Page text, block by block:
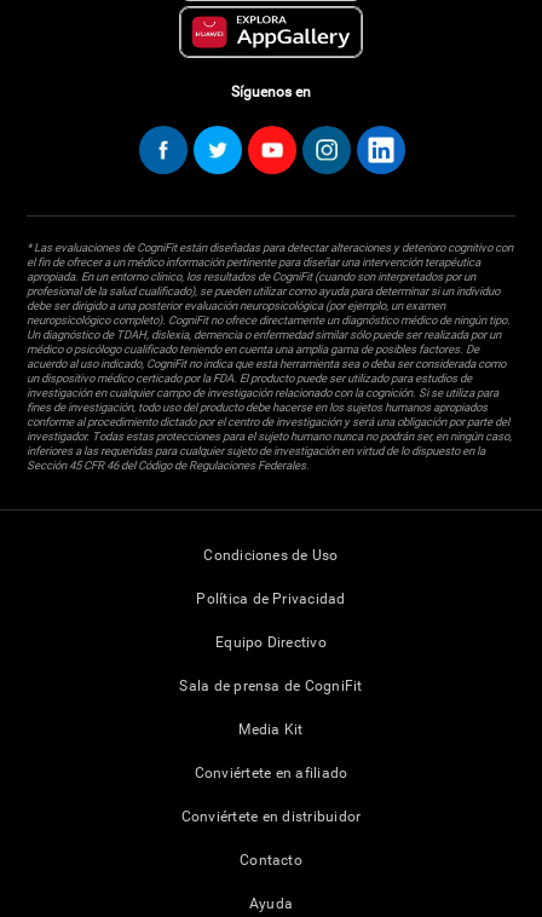
Síguenos en
* Las evaluaciones de CogniFit están diseñadas para detectar alteraciones y deterioro cognitivo con
el fin de ofrecer a un médico información pertinente para diseñar una intervención terapéutica
apropiada. En un entorno clínico, los resultados de CogniFit (cuando son interpretados por un
profesional de la salud cualificado), se pueden utilizar como ayuda para determinar si un individuo
debe ser dirigido a una posterior evaluación neuropsicológica (por ejemplo, un examen
neuropsicológico completo). CogniFit no ofrece directamente un diagnóstico médico de ningún tipo.
Un diagnóstico de TDAH, dislexia, demencia o enfermedad similar sólo puede ser realizada por un
médico o psicólogo cualificado teniendo en cuenta una amplia gama de posibles factores. De
acuerdo al uso indicado, CogniFit no indica que esta herramienta sea o deba ser considerada como
un dispositivo médico certicado por la FDA. El producto puede ser utilizado para estudios de
investigación en cualquier campo de investigación relacionado con la cognición. Si se utiliza para
fines de investigación, todo uso del producto debe hacerse en los sujetos humanos apropiados
conforme al procedimiento dictado por el centro de investigación y será una obligación por parte del
investigador. Todas estas protecciones para el sujeto humano nunca no podrán ser, en ningún caso,
inferiores a las requeridas para cualquier sujeto de investigación en virtud de lo dispuesto en la
Sección 45 CFR 46 del Código de Regulaciones Federales.
Condiciones de Uso
Política de Privacidad
Equipo Directivo
Sala de prensa de CogniFit
Media Kit
Conviértete en afiliado
Conviértete en distribuidor
Contacto
Ayuda